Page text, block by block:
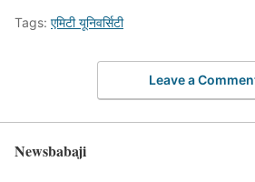
Tags: एमिटी यूनिवर्सिटी
Leave a
Newsbabaji